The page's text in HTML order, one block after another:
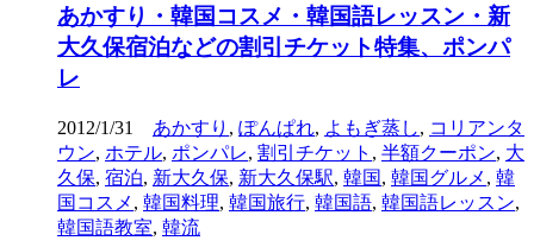
あかすり・韓国コスメ・韓国語レッスン・新
大久保宿泊などの割引チケット特集、ポンパ
レ
2012/1/31 あかすり , ぽんぱれ, よもぎ蒸し, コリアンタ
ウン, ホテル, ポンパレ, 割引チケット , 半額クーポン, 大
久保, 宿泊, 新大久保, 新大久保駅, 韓国, 韓国グルメ , 韓
国コスメ , 韓国料理, 韓国旅行, 韓国語, 韓国語レッスン,
韓国語教室, 韓流